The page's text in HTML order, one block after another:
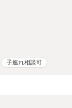
子連れ相談可